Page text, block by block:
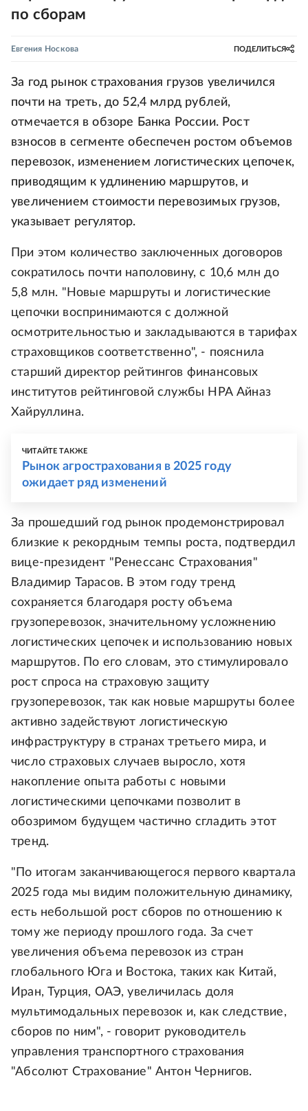
по сборам
Евгения Носкова ПОДЕЛИТЬСЯ
За год рынок страхования грузов увеличился
почти на треть, до 52,4 млрд рублей,
отмечается в обзоре Банка России. Рост
взносов в сегменте обеспечен ростом объемов
перевозок, изменением логистических цепочек,
приводящим к удлинению маршрутов, и
увеличением стоимости перевозимых грузов,
указывает регулятор.
При этом количество заключенных договоров
сократилось почти наполовину, с 10,6 млн до
5,8 млн. "Новые маршруты и логистические
цепочки воспринимаются с должной
осмотрительностью и закладываются в тарифах
страховщиков соответственно", - пояснила
старший директор рейтингов финансовых
институтов рейтинговой службы НРА Айназ
Хайруллина.
ЧИТАЙТЕ ТАКЖЕ
Рынок агрострахования в 2025 году
ожидает ряд изменений
За прошедший год рынок продемонстрировал
близкие к рекордным темпы роста, подтвердил
вице-президент "Ренессанс Страхования"
Владимир Тарасов. В этом году тренд
сохраняется благодаря росту объема
грузоперевозок, значительному усложнению
логистических цепочек и использованию новых
маршрутов. По его словам, это стимулировало
рост спроса на страховую защиту
грузоперевозок, так как новые маршруты более
активно задействуют логистическую
инфраструктуру в странах третьего мира, и
число страховых случаев выросло, хотя
накопление опыта работы с новыми
логистическими цепочками позволит в
обозримом будущем частично сгладить этот
тренд.
"По итогам заканчивающегося первого квартала
2025 года мы видим положительную динамику,
есть небольшой рост сборов по отношению к
тому же периоду прошлого года. За счет
увеличения объема перевозок из стран
глобального Юга и Востока, таких как Китай,
Иран, Турция, ОАЭ, увеличилась доля
мультимодальных перевозок и, как следствие,
сборов по ним", - говорит руководитель
управления транспортного страхования
"Абсолют Страхование" Антон Чернигов.